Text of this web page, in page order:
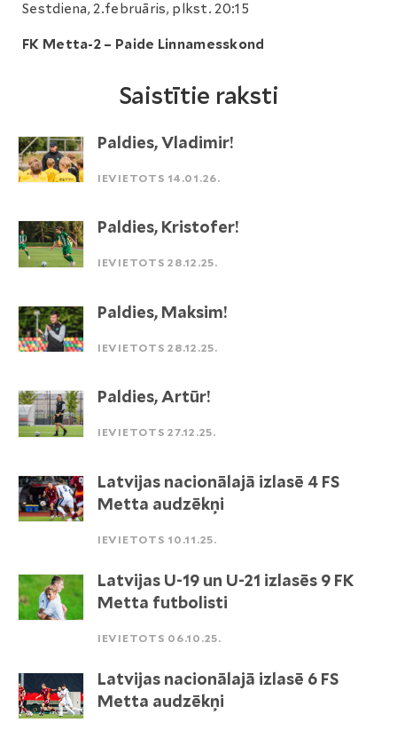
Sestdiena, 2.februāris, plkst. 20:15
FK Metta-2 – Paide Linnamesskond
Saistītie raksti
Paldies, Vladimir!
IEVIETOTS 14.01.26.
Paldies, Kristofer!
IEVIETOTS 28.12.25.
Paldies, Maksim!
IEVIETOTS 28.12.25.
Paldies, Artūr!
IEVIETOTS 27.12.25.
Latvijas nacionālajā izlasē 4 FS
Metta audzēkņi
IEVIETOTS 10.11.25.
Latvijas U-19 un U-21 izlasēs 9 FK
Metta futbolisti
IEVIETOTS 06.10.25.
Latvijas nacionālajā izlasē 6 FS
Metta audzēkņi